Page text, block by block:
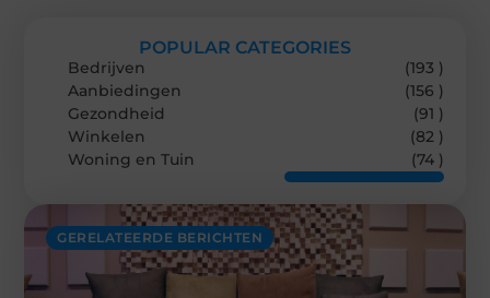
GERELATEERDE BERICHTEN
POPULAR CATEGORIES
Bedrijven
(193 )
Aanbiedingen
(156 )
Gezondheid
(91 )
Winkelen
(82 )
Woning en Tuin
(74 )